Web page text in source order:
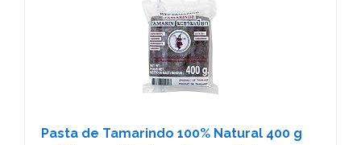
Pasta de Tamarindo 100% Natural 400 g